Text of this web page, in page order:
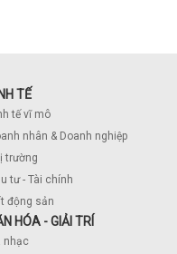
TẾ
tế vĩ mô
nhân & Doanh nghiệp
trường
tư - Tài chính
động sản
HÓA - GIẢI TRÍ
nhạc